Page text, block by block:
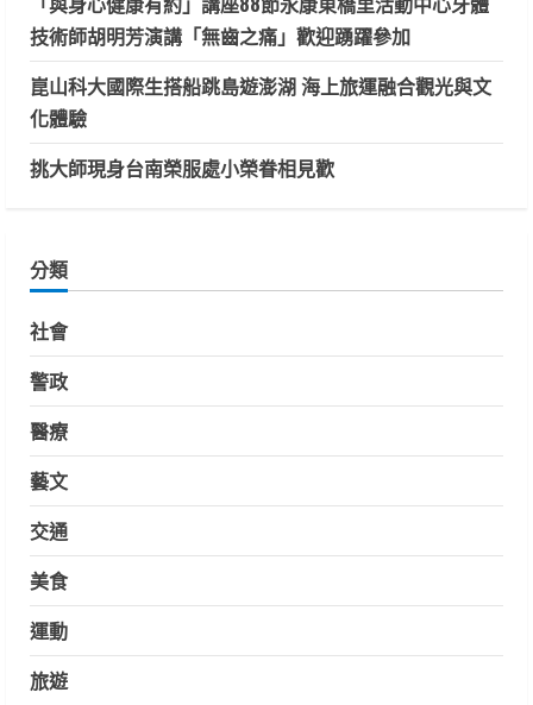
技術師胡明芳演講「無齒之痛」歡迎踴躍參加
崑山科大國際生搭船跳島遊澎湖 海上旅運融合觀光與文
化體驗
挑大師現身台南榮服處小榮眷相見歡
分類
社會
警政
醫療
藝文
交通
美食
運動
旅遊